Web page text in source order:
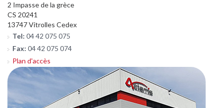
2 Impasse de la grèce
CS 20241
13747 Vitrolles Cedex
Tel: 04 42 075 075
Fax: 04 42 075 074
Plan d'accès